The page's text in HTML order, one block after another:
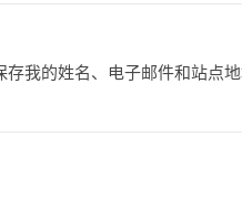
存我的姓名、电子邮件和站点